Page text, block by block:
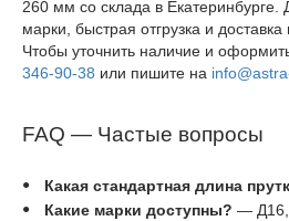
260 мм со склада в Екатеринбурге.
марки, быстрая отгрузка и
Чтобы уточнить наличие и
346-90-38 или пишите на
FAQ — Частые вопросы
Какая стандартная длина
Какие марки доступны? —